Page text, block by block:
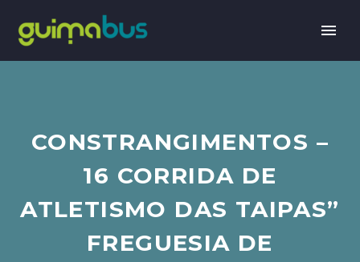
CONSTRANGIMENTOS –
16 CORRIDA DE
ATLETISMO DAS TAIPAS”
FREGUESIA DE